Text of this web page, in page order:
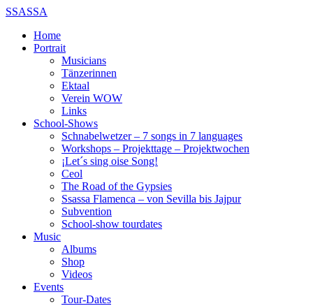
SSASSA
Home
Portrait
Musicians
Tänzerinnen
Ektaal
Verein WOW
Links
School-Shows
Schnabelwetzer – 7 songs in 7 languages
Workshops – Projekttage – Projektwochen
¡Let´s sing oise Song!
Ceol
The Road of the Gypsies
Ssassa Flamenca – von Sevilla bis Jajpur
Subvention
School-show tourdates
Music
Albums
Shop
Videos
Events
Tour-Dates